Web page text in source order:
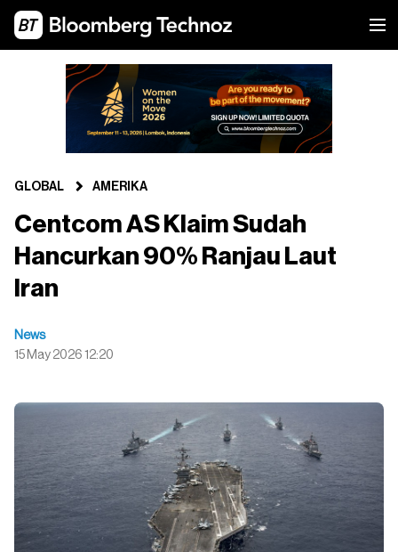
GLOBAL AMERIKA
Centcom AS Klaim Sudah
Hancurkan 90% Ranjau Laut
Iran
News
15 May 2026 12:20